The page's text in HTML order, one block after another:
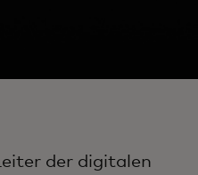
der digitalen